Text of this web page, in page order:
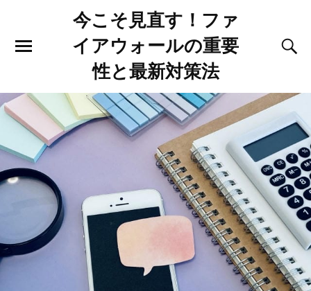
今こそ見直す！ファ
イアウォールの重要
性と最新対策法